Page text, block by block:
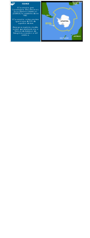
CCAMLR
A Convenção para
Conservação dos Recursos
Vivos Marinhos Antárticos
(CCAMLR) foi estabelecida em
1982.
A Convenção cobre uma área
igual a cerca de 10% da
superfície da terra
Abrange as espécies visadas
na área, que atualmente são a
Merluza da Antártica e da
Patagônia, a cavala e o krill
antártico.